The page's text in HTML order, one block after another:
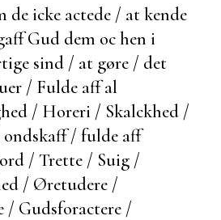
de icke actede / at kende
Gud dem oc hen i
sind / at gøre / det
/ Fulde aff al
/ Horeri / Skalckhed /
/ fulde aff
/ Trette / Suig /
/ Øretudere /
/ Gudsforactere /